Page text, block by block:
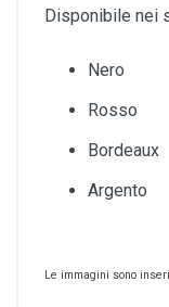
Disponibile nei
Nero
Rosso
Bordeaux
Argento
Le immagini sono